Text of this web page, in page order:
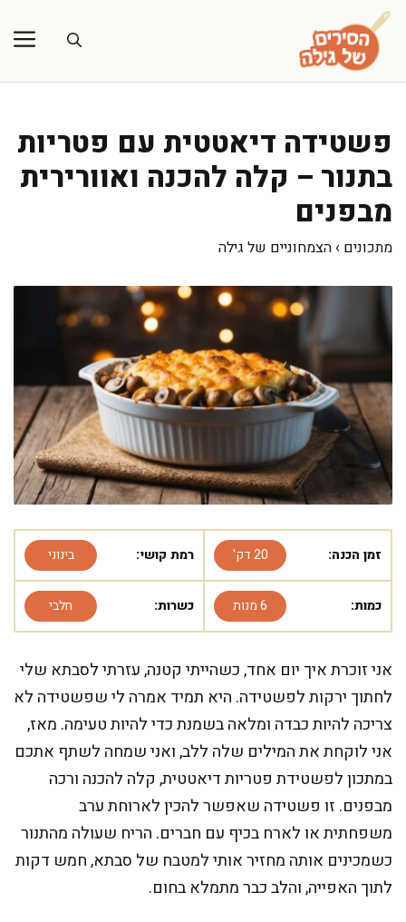
לדלג
לתוכן
פשטידה דיאטטית עם פטריות
בתנור – קלה להכנה ואוורירית
מבפנים
מתכונים › הצמחוניים של גילה
זמן הכנה: 20 דק' רמת קושי: בינוני
כמות: 6 מנות כשרות: חלבי
אני זוכרת איך יום אחד, כשהייתי קטנה, עזרתי לסבתא שלי
לחתוך ירקות לפשטידה. היא תמיד אמרה לי שפשטידה לא
צריכה להיות כבדה ומלאה בשמנת כדי להיות טעימה. מאז,
אני לוקחת את המילים שלה ללב, ואני שמחה לשתף אתכם
במתכון לפשטידת פטריות דיאטטית, קלה להכנה ורכה
מבפנים. זו פשטידה שאפשר להכין לארוחת ערב
משפחתית או לארח בכיף עם חברים. הריח שעולה מהתנור
כשמכינים אותה מחזיר אותי למטבח של סבתא, חמש דקות
לתוך האפייה, והלב כבר מתמלא בחום.